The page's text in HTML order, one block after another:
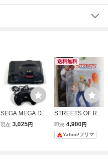
SEGA MEGA DRI
VE HAA-2510 セ
現在 3,025円
送料無料
STREETS OF RA
GE ベア・ナック
ル アクセル・スト
ーン フィギュア
即決 4,900円
Yahoo!フリマ